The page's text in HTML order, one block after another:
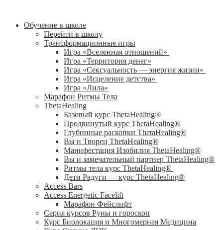
Обучение в школе
Перейти в школу
Трансформационные игры
Игра «Вселенная отношений»
Игра «Территория денег»
Игра «Сексуальность — энергия жизни»
Игра «Исцеление детства»
Игра «Лила»
Марафон Ритмы Тела
ThetaHealing
Базовый курс ThetaHealing®
Продвинутый курс ThetaHealing®
Глубинные раскопки ThetaHealing®
Вы и Творец ThetaHealing®
Манифестация Изобилия ThetaHealing®
Вы и замечательный партнер ThetaHealing®
Ритмы тела курс ThetaHealing®
Дети Радуги — курс ThetaHealing®
Access Bars
Access Energetic Facelift
Марафон Фейслифт
Серия курсов Руны и гороскоп
Курс Биолокация и Многомерная Медицина